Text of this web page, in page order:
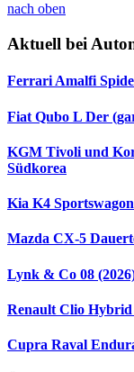
nach oben
Aktuell bei
Ferrari Amalfi
Fiat Qubo L Der
KGM Tivoli und
Südkorea
Kia K4 Sportswagon
Mazda CX-5
Lynk & Co 08
Renault Clio Hybrid
Cupra Raval